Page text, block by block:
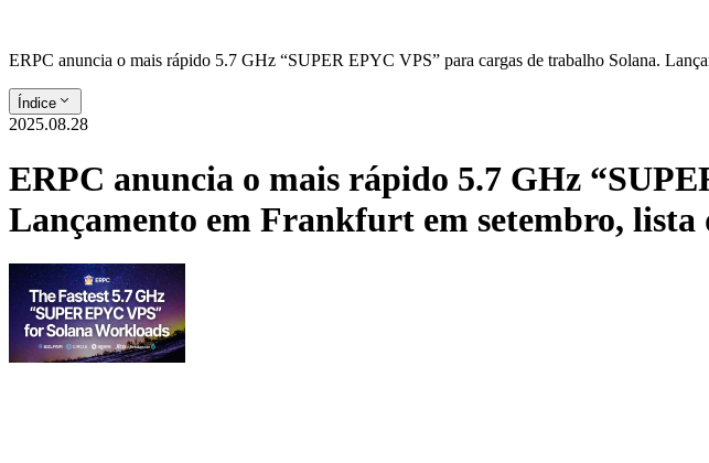
ERPC anuncia o mais rápido 5.7 GHz “SUPER EPYC VPS” para cargas de trabalho Solana.
Índice
2025.08.28
ERPC anuncia o mais rápido 5.7 GHz
Lançamento em Frankfurt em setembro, lista